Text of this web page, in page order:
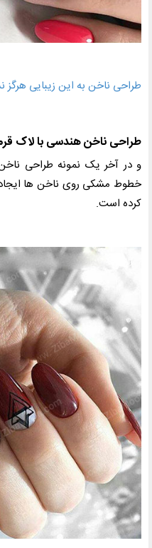
طراحی ناخن به این زیبایی هرگز
طراحی ناخن هندسی با لاک
و در آخر یک نمونه طراحی
خطوط مشکی روی ناخن ها ایجاد
کرده است.